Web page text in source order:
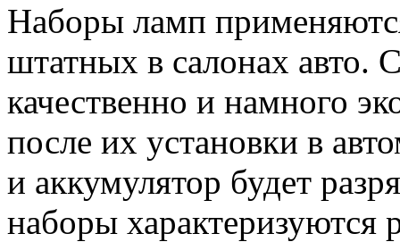
Наборы ламп
штатных в салонах авто.
качественно и намного
после их установки в
и аккумулятор будет
наборы